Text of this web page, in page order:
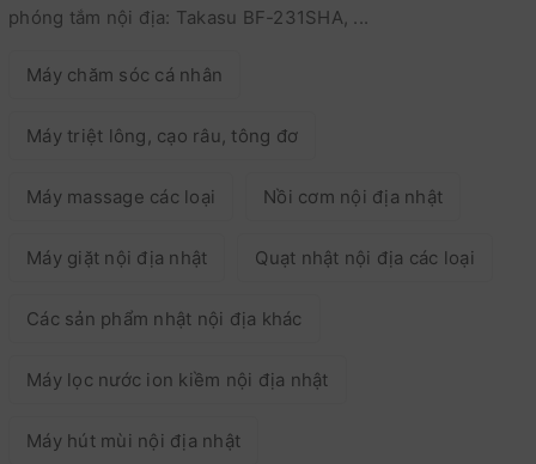
phóng tắm nội địa: Takasu BF-231SHA, ...
Máy chăm sóc cá nhân
Máy triệt lông, cạo râu, tông đơ
Máy massage các loại Nồi cơm nội địa nhật
Máy giặt nội địa nhật Quạt nhật nội địa các loại
Các sản phẩm nhật nội địa khác
Máy lọc nước ion kiềm nội địa nhật
Máy hút mùi nội địa nhật